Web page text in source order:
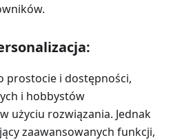
prostocie i dostępności,
i hobbystów
użyciu rozwiązania. Jednak
zaawansowanych funkcji,